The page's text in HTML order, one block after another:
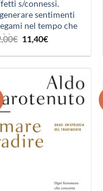
s/connessi.
sentimenti
nel tempo che
€ Il
prezzo
originale
11,40€Il
attuale
Aggiungi
alla lista